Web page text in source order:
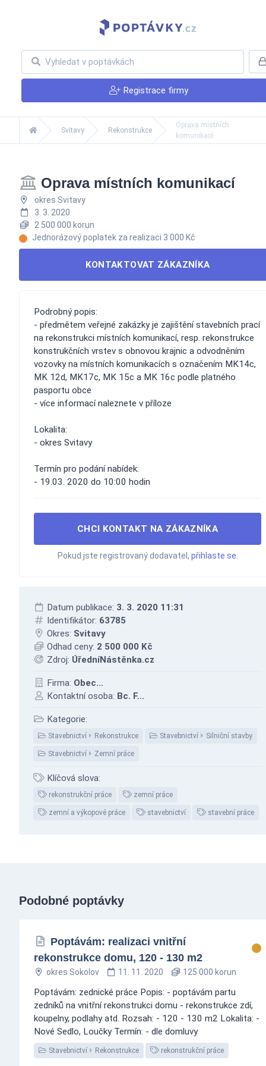
Registrace firmy
Svitavy Rekonstrukce
Oprava místních
komunikací
Oprava místních komunikací
okres Svitavy
3. 3. 2020
2 500 000 korun
Jednorázový poplatek za realizaci 3 000 Kč
KONTAKTOVAT ZÁKAZNÍKA
Podrobný popis:
- předmětem veřejné zakázky je zajištění stavebních prací
na rekonstrukci místních komunikací, resp. rekonstrukce
konstrukčních vrstev s obnovou krajnic a odvodněním
vozovky na místních komunikacích s označením MK14c,
MK 12d, MK17c, MK 15c a MK 16c podle platného
pasportu obce
- více informací naleznete v příloze
Lokalita:
- okres Svitavy
Termín pro podání nabídek:
- 19.03. 2020 do 10:00 hodin
CHCI KONTAKT NA ZÁKAZNÍKA
Pokud jste registrovaný dodavatel, přihlaste se
Datum publikace: 3. 3. 2020 11:31
Identifikátor: 63785
Okres: Svitavy
Odhad ceny: 2 500 000 Kč
Zdroj: ÚředníNástěnka.cz
Firma: Obec...
Kontaktní osoba: Bc. F...
Kategorie:
Stavebnictví Rekonstrukce Stavebnictví Silniční stavby
Stavebnictví Zemní práce
Klíčová slova:
rekonstrukční práce zemní práce
zemní a výkopové práce stavebnictví stavební práce
Podobné poptávky
Poptávám: realizaci vnitřní
rekonstrukce domu, 120 - 130 m2
okres Sokolov 11. 11. 2020 125 000 korun
Poptávám: zednické práce Popis: - poptávám partu
zedníků na vnitřní rekonstrukci domu - rekonstrukce zdí,
koupelny, podlahy atd. Rozsah: - 120 - 130 m2 Lokalita: -
Nové Sedlo, Loučky Termín: - dle domluvy
Stavebnictví Rekonstrukce rekonstrukční práce